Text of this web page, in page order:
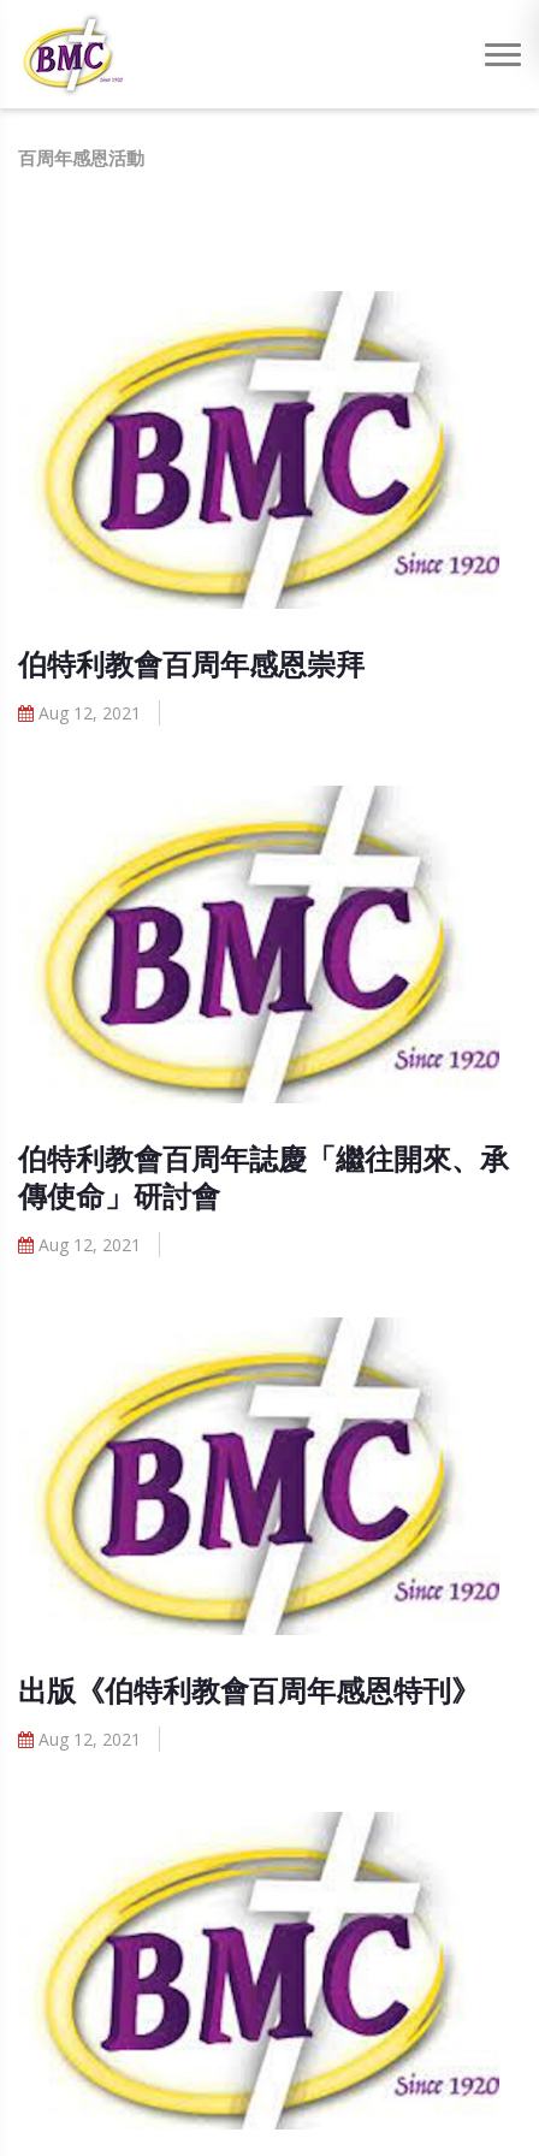
百周年感恩活動
伯特利教會百周年感恩崇拜
Aug 12, 2021
伯特利教會百周年誌慶「繼往開來、承
傳使命」研討會
Aug 12, 2021
出版《伯特利教會百周年感恩特刊》
Aug 12, 2021